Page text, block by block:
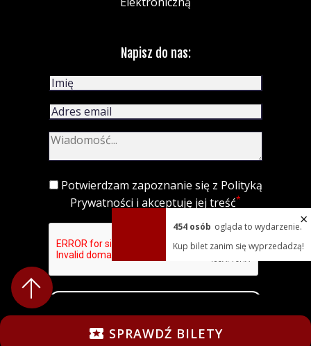
SPRAWDŹ BILETY
×
454 osób ogląda to wydarzenie.
Kup bilet zanim się wyprzedadzą!
Napisz do nas:
Potwierdzam zapoznanie się z Polityką
Prywatności i akceptuję jej treść*